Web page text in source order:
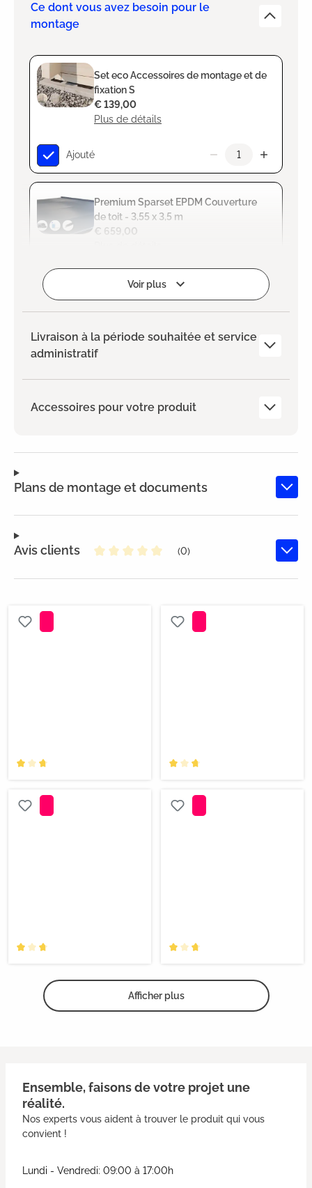
Ce dont vous avez besoin pour le
montage
Set eco Accessoires de montage et de
fixation S
Plus de détails
€ 139,00
Ajouté
Premium Sparset EPDM Couverture
de toit - 3,55 x 3,5 m
€ 659,00
Voir plus
Livraison à la période souhaitée et service
administratif
Accessoires pour votre produit
Plans de montage et documents
Avis clients
(0)
Afficher plus
Ensemble, faisons de votre projet une
réalité.
Nos experts vous aident à trouver le produit qui vous
convient !
Lundi - Vendredi: 09:00 à 17:00h